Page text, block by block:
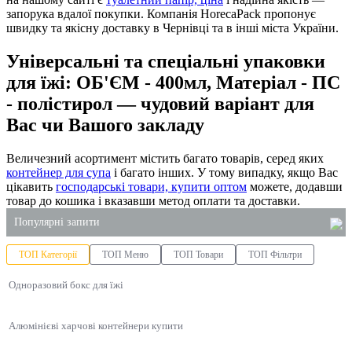
запорука вдалої покупки. Компанія HorecaPack пропонує
швидку та якісну доставку в Чернівці та в інші міста України.
Універсальні та спеціальні упаковки
для їжі: ОБ'ЄМ - 400мл, Матеріал - ПС
- полістирол — чудовий варіант для
Вас чи Вашого закладу
Величезний асортимент містить багато товарів, серед яких
контейнер для супа і багато інших. У тому випадку, якщо Вас
цікавить господарські товари, купити оптом можете, додавши
товар до кошика і вказавши метод оплати та доставки.
Популярні запити
мило рідке 5 літрів
оптові господарські товари
купити паперові пакети харків
ТОП Категорії ТОП Меню ТОП Товари ТОП Фільтри
Одноразовий бокс для їжі
Алюмінієві харчові контейнери купити